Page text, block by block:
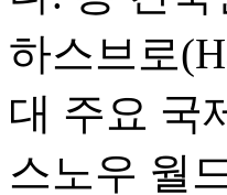
하스브로
대 주요 국
스노우 월